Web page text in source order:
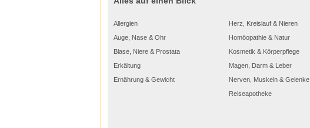
Allergien
Auge, Nase & Ohr
Blase, Niere & Prostata
Erkältung
Ernährung & Gewicht
Herz, Kreislauf & Nieren
Homöopathie & Natur
Kosmetik & Körperpflege
Magen, Darm & Leber
Nerven, Muskeln & Gelenke
Reiseapotheke